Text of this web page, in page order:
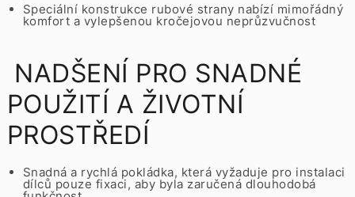
Speciální konstrukce rubové strany nabízí mimořádný
komfort a vylepšenou kročejovou neprůzvučnost
NADŠENÍ PRO SNADNÉ
POUŽITÍ A ŽIVOTNÍ
PROSTŘEDÍ
Snadná a rychlá pokládka, která vyžaduje pro instalaci
dílců pouze fixaci, aby byla zaručená dlouhodobá